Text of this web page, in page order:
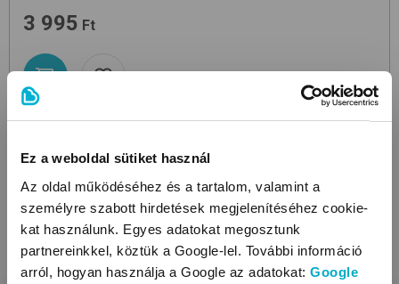
Ez a weboldal sütiket használ
Az oldal működéséhez és a tartalom, valamint a
személyre szabott hirdetések megjelenítéséhez cookie-
kat használunk. Egyes adatokat megosztunk
partnereinkkel, köztük a Google-lel. További információ
arról, hogyan használja a Google az adatokat: Google
3 995 Ft